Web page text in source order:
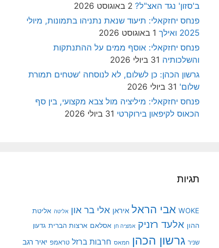
ב'סזון' נגד האצ"ל? 2 באוגוסט 2026
פנחס יחזקאלי: תיעוד שנאת נתניהו בתמונות, מיולי
2025 ואילך
1 באוגוסט 2026
פנחס יחזקאלי: אוסף ממים על ההתנתקות
והשלכותיה 31 ביולי 2026
גרשון הכהן: כן לשלום, לא לנוסחה 'שטחים תמורת
שלום' 31 ביולי 2026
פנחס יחזקאלי: מיליציה מול צבא מקצועי, בין סף
הכאוס לקיפאון בירוקרטי 31 ביולי 2026
תגיות
WOKE אבי הראל איראן אלי בר און אליטה אליטת
ההון אלעד רזניק אמציה חן אסלאם ארצות הברית גדעון
שניר גרשון הכהן חמאס חרבות ברזל טראמפ יאיר רגב